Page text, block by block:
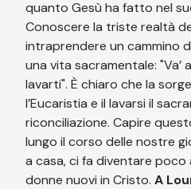
quanto Gesù ha fatto nel
Conoscere la triste realtà
intraprendere un cammino
una vita sacramentale: "Va’
lavarti". È chiaro che la
l’Eucaristia e il lavarsi il
riconciliazione. Capire
lungo il corso delle nostre
a casa, ci fa diventare poco
donne nuovi in Cristo. A